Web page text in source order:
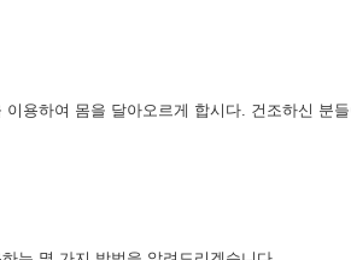
용하여 몸을 달아오르게 합시다. 건조하신